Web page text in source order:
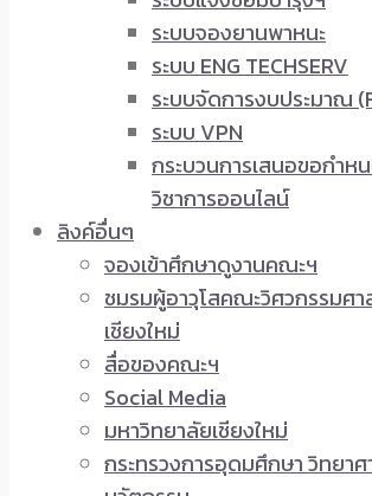
ระบบจองยานพาหนะ
ระบบ ENG TECHSERV
ระบบจัดการงบประมาณ
ระบบ VPN
กระบวนการเสนอขอกำห
วิชาการออนไลน์
ลิงค์อื่นๆ
จองเข้าศึกษาดูงานคณะฯ
ชมรมผู้อาวุโสคณะวิศวกรรมศ
เชียงใหม่
สื่อของคณะฯ
Social Media
มหาวิทยาลัยเชียงใหม่
กระทรวงการอุดมศึกษา วิทยา